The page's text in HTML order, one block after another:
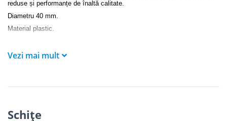
reduse și performanțe de înaltă calitate.
Diametru 40 mm.
Material plastic.
Vezi mai mult
Schiţe